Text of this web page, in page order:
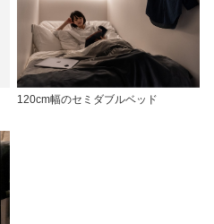
120cm幅のセミダブルベッド